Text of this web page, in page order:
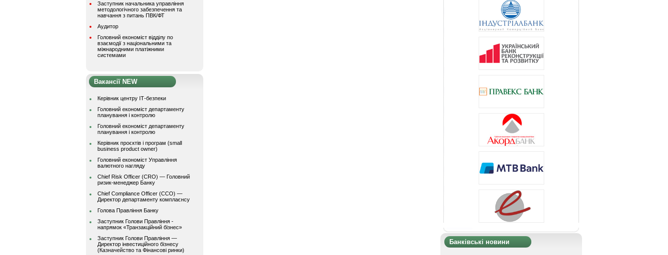
Заступник начальника управління
методологічного забезпечення та
навчання з питань ПВК/ФТ
Аудитор
Головний економіст відділу по
взаємодії з національними та
міжнародними платіжними
системами
Вакансії NEW
Керівник центру ІТ-безпеки
Головний економіст департаменту
планування і контролю
Головний економіст департаменту
планування і контролю
Керівник проєктів і програм (small
business product owner)
Головний економіст Управління
валютного нагляду
Chief Risk Officer (CRO) — Головний
ризик-менеджер Банку
Chief Compliance Officer (CCO) —
Директор департаменту комплаєнсу
Голова Правління Банку
Заступник Голови Правління -
напрямок «Транзакційний бізнес»
Заступник Голови Правління —
Директор інвестиційного бізнесу
(Казначейство та Фінансові ринки)
Банківські новини